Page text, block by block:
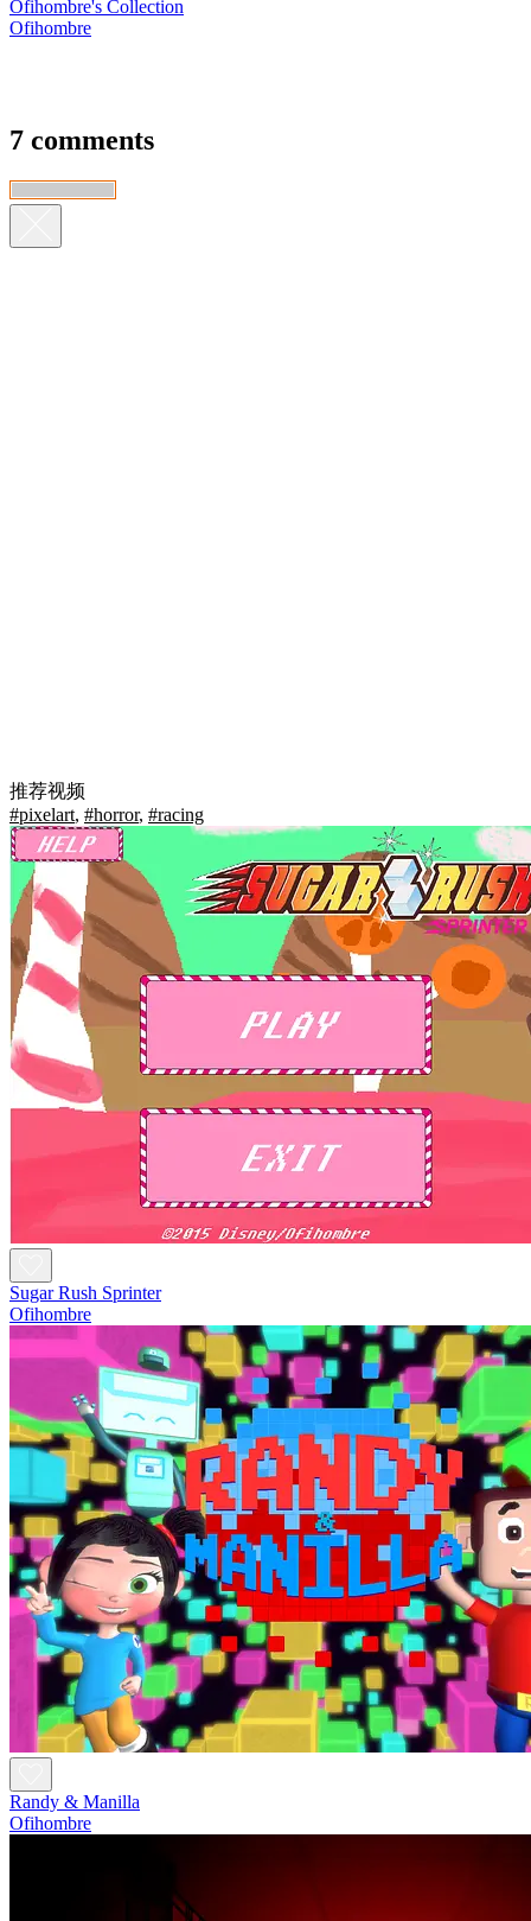
Ofihombre's Collection
Ofihombre
7 comments
推荐视频
#pixelart, #horror, #racing
Sugar Rush Sprinter
Ofihombre
Randy & Manilla
Ofihombre